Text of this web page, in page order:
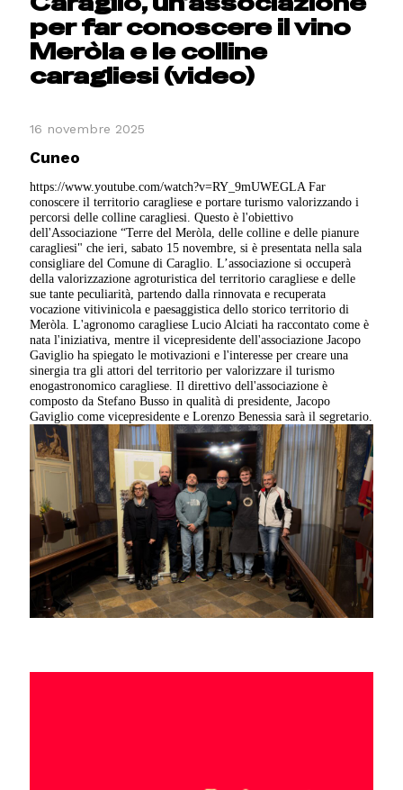
per far conoscere il vino
Meròla e le colline
caragliesi (video)
16 novembre 2025
Cuneo
https://www.youtube.com/watch?v=RY_9mUWEGLA Far
conoscere il territorio caragliese e portare turismo valorizzando i
percorsi delle colline caragliesi. Questo è l'obiettivo
dell'Associazione “Terre del Meròla, delle colline e delle pianure
caragliesi" che ieri, sabato 15 novembre, si è presentata nella sala
consigliare del Comune di Caraglio. L’associazione si occuperà
della valorizzazione agroturistica del territorio caragliese e delle
sue tante peculiarità, partendo dalla rinnovata e recuperata
vocazione vitivinicola e paesaggistica dello storico territorio di
Meròla. L'agronomo caragliese Lucio Alciati ha raccontato come è
nata l'iniziativa, mentre il vicepresidente dell'associazione Jacopo
Gaviglio ha spiegato le motivazioni e l'interesse per creare una
sinergia tra gli attori del territorio per valorizzare il turismo
enogastronomico caragliese. Il direttivo dell'associazione è
composto da Stefano Busso in qualità di presidente, Jacopo
Gaviglio come vicepresidente e Lorenzo Benessia sarà il segretario.